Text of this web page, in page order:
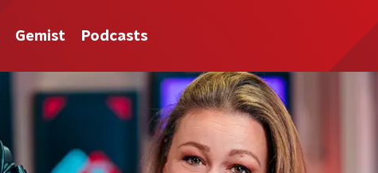
Gemist Podcasts